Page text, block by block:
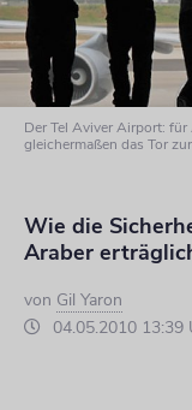
Der Tel Aviver Airport: für
gleichermaßen das Tor
Wie die
Araber
von Gil Yaron
04.05.2010 13:39